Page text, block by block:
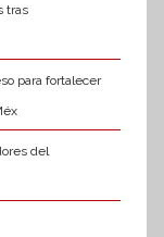
tras
para fortalecer
del